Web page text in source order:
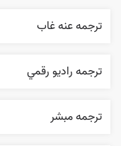
ترجمه عنه غاب
ترجمه راديو رقمي
ترجمه مبشر